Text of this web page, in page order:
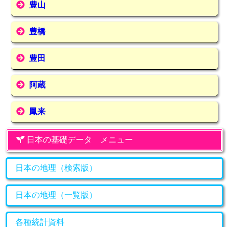
豊山
豊橋
豊田
阿蔵
鳳来
日本の基礎データ メニュー
日本の地理（検索版）
日本の地理（一覧版）
各種統計資料